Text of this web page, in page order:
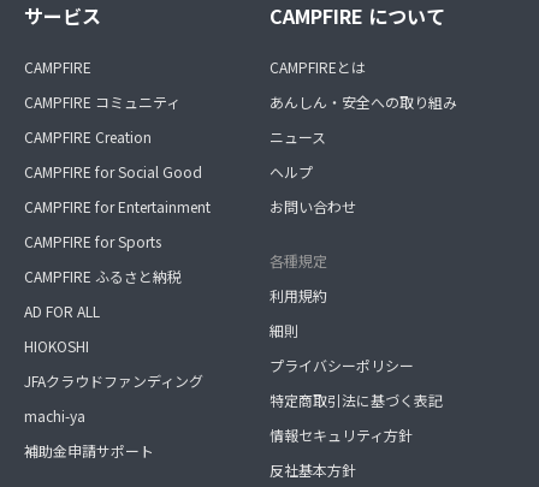
サービス
CAMPFIRE
CAMPFIRE コミュニティ
CAMPFIRE Creation
CAMPFIRE for Social Good
CAMPFIRE for Entertainment
CAMPFIRE for Sports
CAMPFIRE ふるさと納税
AD FOR ALL
HIOKOSHI
JFAクラウドファンディング
machi-ya
補助金申請サポート
CAMPFIRE について
CAMPFIREとは
あんしん・安全への取り組み
ニュース
ヘルプ
お問い合わせ
各種規定
利用規約
細則
プライバシーポリシー
特定商取引法に基づく表記
情報セキュリティ方針
反社基本方針